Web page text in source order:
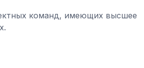
команд, имеющих высшее